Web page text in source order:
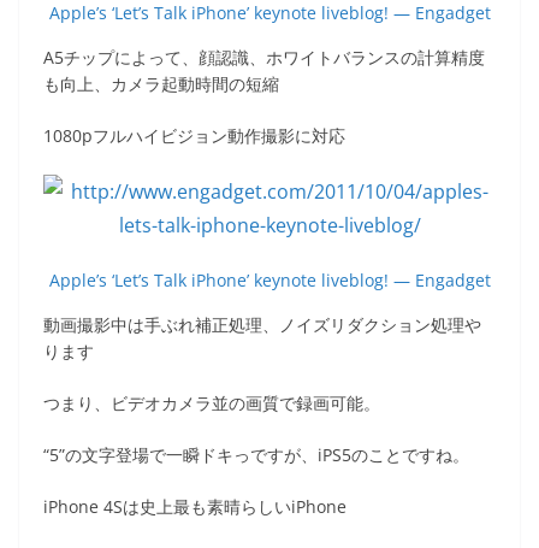
Apple’s ‘Let’s Talk iPhone’ keynote liveblog! — Engadget
A5チップによって、顔認識、ホワイトバランスの計算精度
も向上、カメラ起動時間の短縮
1080pフルハイビジョン動作撮影に対応
Apple’s ‘Let’s Talk iPhone’ keynote liveblog! — Engadget
動画撮影中は手ぶれ補正処理、ノイズリダクション処理や
ります
つまり、ビデオカメラ並の画質で録画可能。
“5”の文字登場で一瞬ドキっですが、iPS5のことですね。
iPhone 4Sは史上最も素晴らしいiPhone